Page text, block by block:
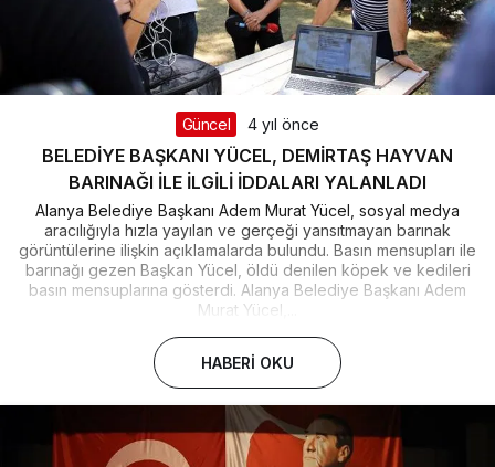
Güncel 4 yıl önce
BELEDİYE BAŞKANI YÜCEL, DEMİRTAŞ HAYVAN
BARINAĞI İLE İLGİLİ İDDALARI YALANLADI
Alanya Belediye Başkanı Adem Murat Yücel, sosyal medya
aracılığıyla hızla yayılan ve gerçeği yansıtmayan barınak
görüntülerine ilişkin açıklamalarda bulundu. Basın mensupları ile
barınağı gezen Başkan Yücel, öldü denilen köpek ve kedileri
basın mensuplarına gösterdi. Alanya Belediye Başkanı Adem
Murat Yücel,...
HABERI OKU